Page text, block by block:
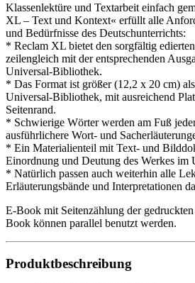
Klassenlektüre und Textarbeit einfach
XL – Text und Kontext« erfüllt alle
und Bedürfnisse des Deutschunterrichts:
* Reclam XL bietet den sorgfältig
zeilengleich mit der entsprechenden
Universal-Bibliothek.
* Das Format ist größer (12,2 x 20 cm)
Universal-Bibliothek, mit ausreichend
Seitenrand.
* Schwierige Wörter werden am Fuß
ausführlichere Wort- und
* Ein Materialienteil mit Text- und
Einordnung und Deutung des Werkes im
* Natürlich passen auch weiterhin alle
Erläuterungsbände und Interpretationen
E-Book mit Seitenzählung der
Book können parallel benutzt werden.
Produktbeschreibung